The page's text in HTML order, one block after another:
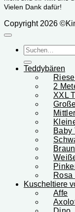
Vielen Dank dafür!
Copyright 2026
Suchen
nach:
Teddybären
2
XXL
Baby
Rosa
Kuscheltiere
Affe